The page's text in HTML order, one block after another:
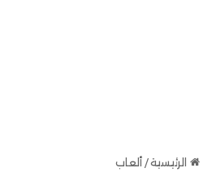
الرئيسية/ ألعاب